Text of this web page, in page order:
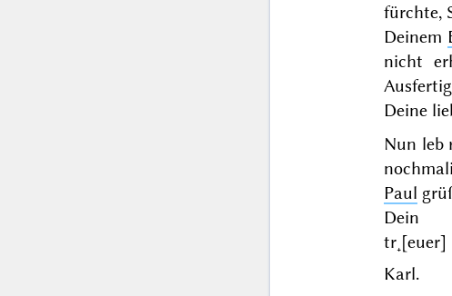
fürchte,
Deinem
nicht
Deine
Nun leb
Paul
Dein
tr˖[euer]
Karl.